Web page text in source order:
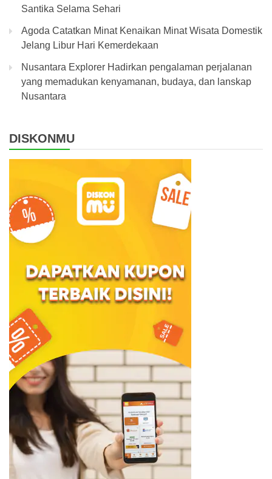
Santika Selama Sehari
Agoda Catatkan Minat Kenaikan Minat Wisata Domestik
Jelang Libur Hari Kemerdekaan
Nusantara Explorer Hadirkan pengalaman perjalanan
yang memadukan kenyamanan, budaya, dan lanskap
Nusantara
DISKONMU